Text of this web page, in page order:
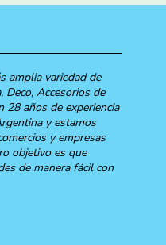
amplia variedad de
Deco, Accesorios de
28 años de experiencia
y estamos
y empresas
objetivo es que
de manera fácil con